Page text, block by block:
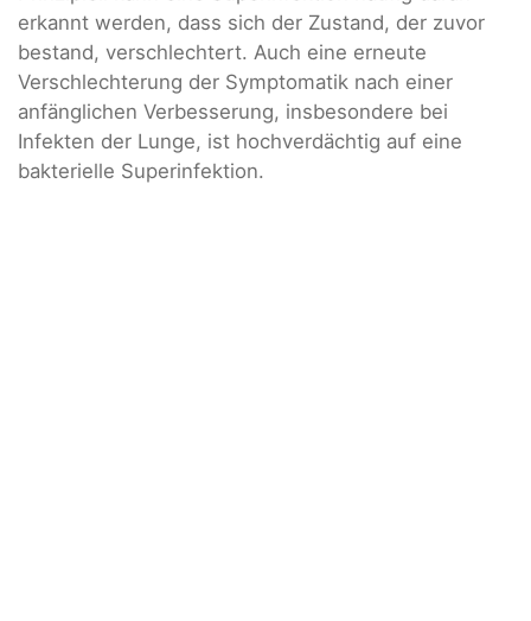
erkannt werden, dass sich der Zustand, der zuvor
bestand, verschlechtert. Auch eine erneute
Verschlechterung der Symptomatik nach einer
anfänglichen Verbesserung, insbesondere bei
Infekten der Lunge, ist hochverdächtig auf eine
bakterielle Superinfektion.